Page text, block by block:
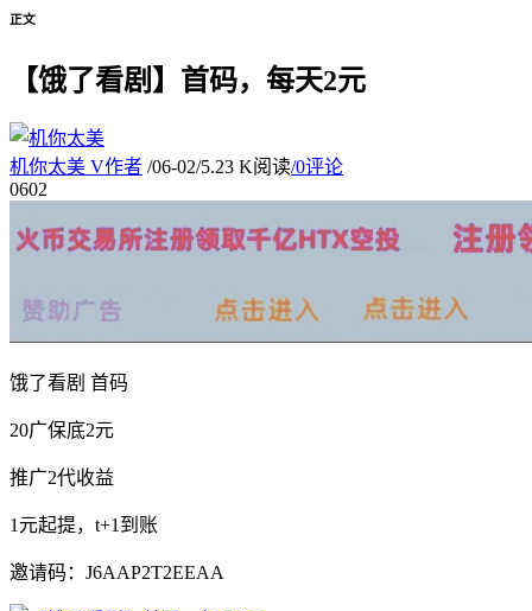
正文
【饿了看剧】首码，每天2元
机你太美 V作者 /06-02/5.23 K阅读/0评论
0602
饿了看剧 首码
20广保底2元
推广2代收益
1元起提，t+1到账
邀请码：J6AAP2T2EEAA